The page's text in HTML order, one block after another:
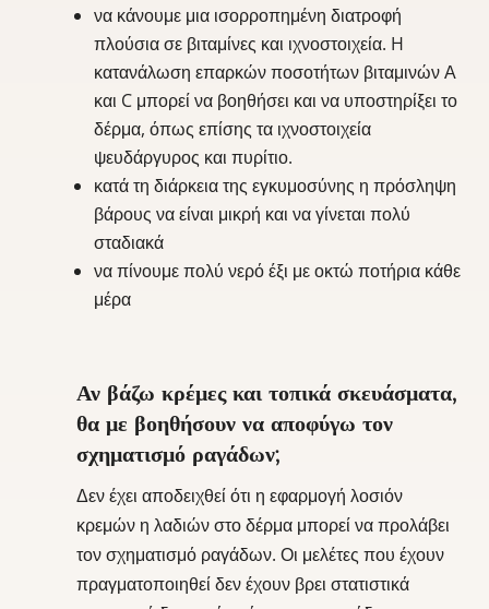
να κάνουμε μια ισορροπημένη διατροφή
πλούσια σε βιταμίνες και ιχνοστοιχεία. H
κατανάλωση επαρκών ποσοτήτων βιταμινών Α
και C μπορεί να βοηθήσει και να υποστηρίξει το
δέρμα, όπως επίσης τα ιχνοστοιχεία
ψευδάργυρος και πυρίτιο.
κατά τη διάρκεια της εγκυμοσύνης η πρόσληψη
βάρους να είναι μικρή και να γίνεται πολύ
σταδιακά
να πίνουμε πολύ νερό έξι με οκτώ ποτήρια κάθε
μέρα
Αν βάζω κρέμες και τοπικά σκευάσματα,
θα με βοηθήσουν να αποφύγω τον
σχηματισμό ραγάδων;
Δεν έχει αποδειχθεί ότι η εφαρμογή λοσιόν
κρεμών η λαδιών στο δέρμα μπορεί να προλάβει
τον σχηματισμό ραγάδων. Οι μελέτες που έχουν
πραγματοποιηθεί δεν έχουν βρει στατιστικά